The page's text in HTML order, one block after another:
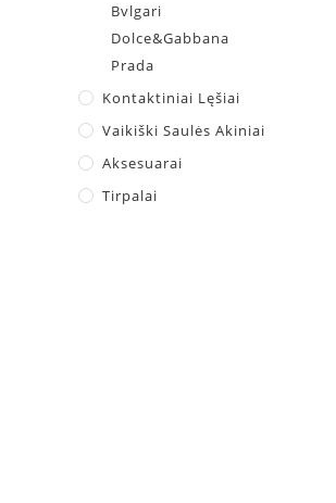
Bvlgari
Dolce&Gabbana
Prada
Kontaktiniai Lęšiai
Vaikiški Saulės Akiniai
Aksesuarai
Tirpalai